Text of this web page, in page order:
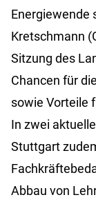
Energiewende
Kretschmann
Sitzung des
Chancen für
sowie Vorteile
In zwei
Stuttgart
Abbau von